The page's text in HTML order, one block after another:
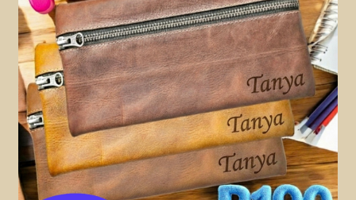
Mandjie
Checkout